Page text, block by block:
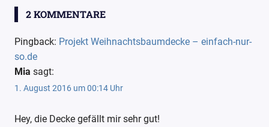
Handarbeit
Traumgarne
Weihnachtsbaumdecke
2 KOMMENTARE
Pingback: Projekt Weihnachtsbaumdecke – einfach-nur-
so.de
Mia sagt:
1. August 2016 um 00:14 Uhr
Hey, die Decke gefällt mir sehr gut!